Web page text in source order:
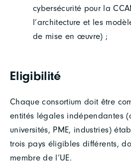
cybersécurité pour la
l’architecture et les
de mise en œuvre) ;
Eligibilité
Chaque consortium doit être
entités légales indépendantes
universités, PME, industries)
trois pays éligibles différents,
membre de l’UE.